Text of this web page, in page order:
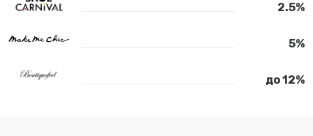
2.5%
5%
до 12%